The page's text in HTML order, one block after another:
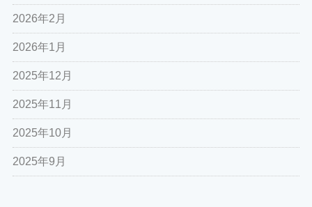
2026年2月
2026年1月
2025年12月
2025年11月
2025年10月
2025年9月